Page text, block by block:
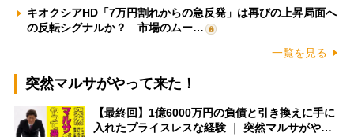
キオクシアHD「7万円割れからの急反発」は再びの上昇局面へ
の反転シグナルか？ 市場のムー…
一覧を見る
突然マルサがやって来た！
【最終回】1億6000万円の負債と引き換えに手に
入れたプライスレスな経験 ｜ 突然マルサがや…